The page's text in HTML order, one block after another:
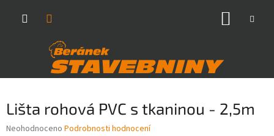
Lišta rohová PVC s tkaninou - 2,5m
Průměrné
Neohodnoceno Podrobnosti hodnocení